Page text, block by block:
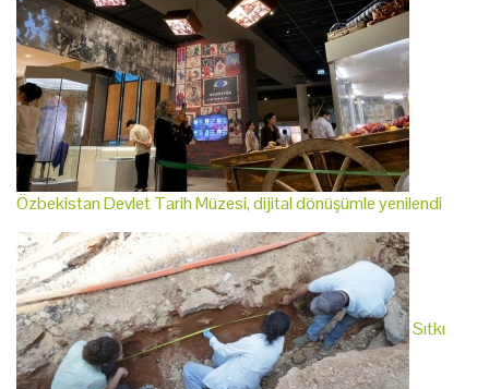
Özbekistan Devlet Tarih Müzesi, dijital dönüşümle yenilendi
Sıtkı